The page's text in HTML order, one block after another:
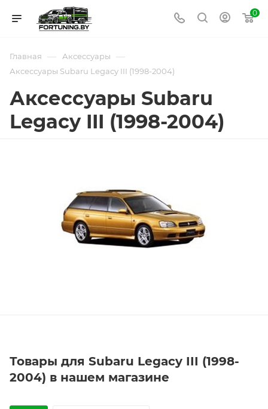
0
Главная — Аксессуары —
Аксессуары Subaru Legacy III (1998-2004)
Аксессуары Subaru
Legacy III (1998-2004)
Товары для Subaru Legacy III (1998-
2004) в нашем магазине